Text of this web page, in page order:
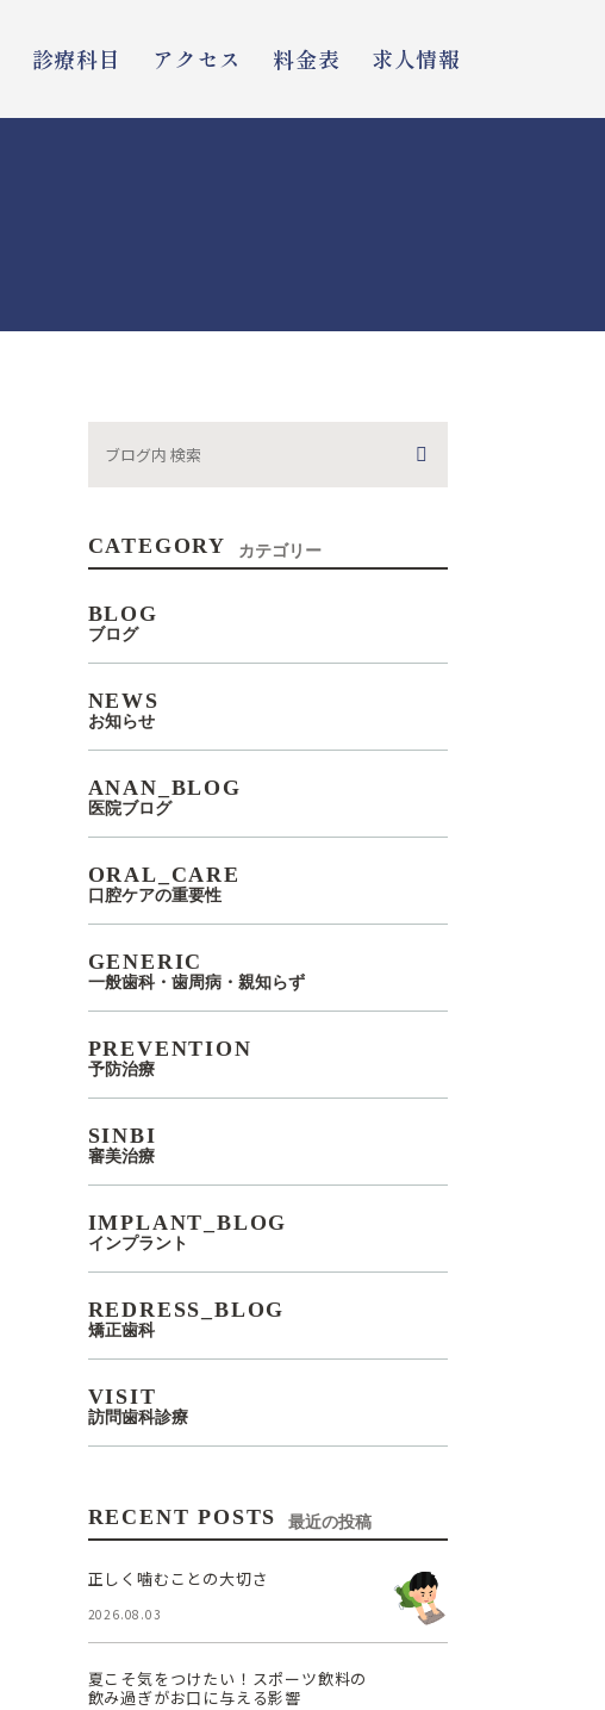
診療科目 アクセス 料金表 求人情報
CATEGORY カテゴリー
BLOG
ブログ
NEWS
お知らせ
ANAN_BLOG
医院ブログ
ORAL_CARE
口腔ケアの重要性
GENERIC
一般歯科・歯周病・親知らず
PREVENTION
予防治療
SINBI
審美治療
IMPLANT_BLOG
インプラント
REDRESS_BLOG
矯正歯科
VISIT
訪問歯科診療
RECENT POSTS 最近の投稿
正しく噛むことの大切さ
2026.08.03
夏こそ気をつけたい！スポーツ飲料の
飲み過ぎがお口に与える影響